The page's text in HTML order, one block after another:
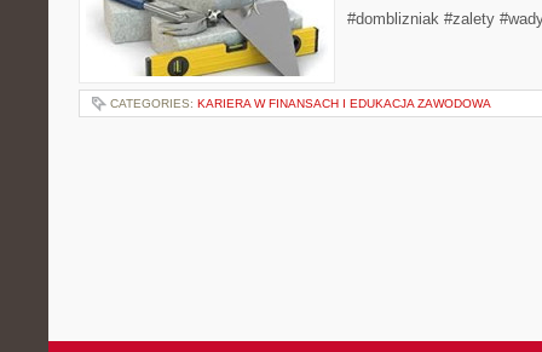
#domblizniak #zalety
CATEGORIES: KARIERA W FINANSACH I EDUKACJA ZAWODOWA